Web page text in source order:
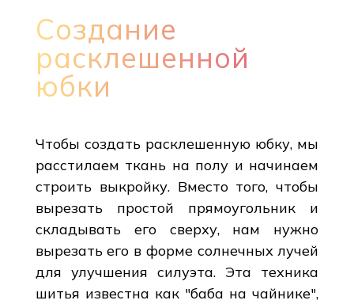
Создание
расклешенной
юбки
Чтобы создать расклешенную юбку, мы
расстилаем ткань на полу и начинаем
строить выкройку. Вместо того, чтобы
вырезать простой прямоугольник и
складывать его сверху, нам нужно
вырезать его в форме солнечных лучей
для улучшения силуэта. Эта техника
шитья известна как "баба на чайнике",